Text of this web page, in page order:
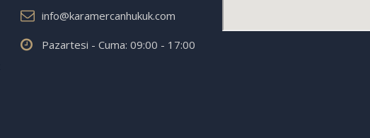
info@karamercanhukuk.com
Pazartesi - Cuma: 09:00 - 17:00